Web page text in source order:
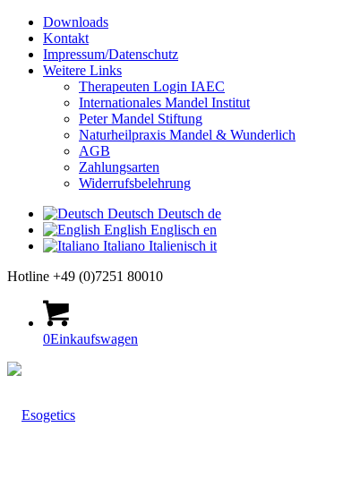
Downloads
Kontakt
Impressum/Datenschutz
Weitere Links
Therapeuten Login IAEC
Internationales Mandel Institut
Peter Mandel Stiftung
Naturheilpraxis Mandel & Wunderlich
AGB
Zahlungsarten
Widerrufsbelehrung
Deutsch Deutsch de
English Englisch en
Italiano Italienisch it
Hotline +49 (0)7251 80010
0Einkaufswagen